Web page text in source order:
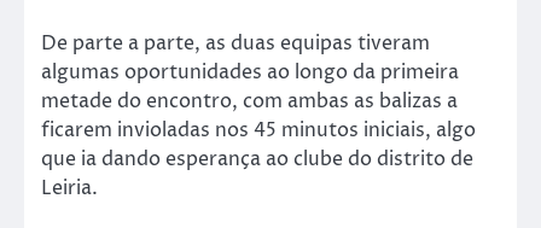
De parte a parte, as duas equipas tiveram
algumas oportunidades ao longo da primeira
metade do encontro, com ambas as balizas a
ficarem invioladas nos 45 minutos iniciais, algo
que ia dando esperança ao clube do distrito de
Leiria.